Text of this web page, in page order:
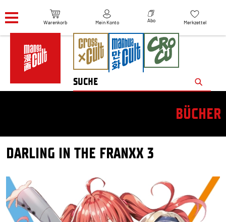
Warenkorb Mein Konto Abo Merkzettel
BÜCHER
DARLING IN THE FRANXX 3